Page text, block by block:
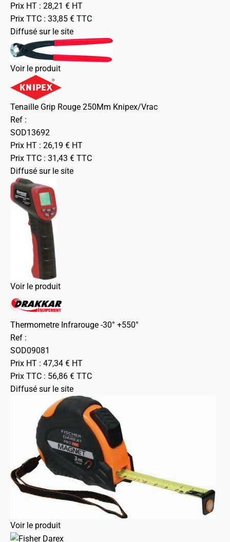
Prix HT : 28,21 € HT
Prix TTC : 33,85 € TTC
Diffusé sur le site
Voir le produit
Tenaille Grip Rouge 250Mm Knipex/Vrac
Ref :
SOD13692
Prix HT : 26,19 € HT
Prix TTC : 31,43 € TTC
Diffusé sur le site
Voir le produit
Thermometre Infrarouge -30° +550°
Ref :
SOD09081
Prix HT : 47,34 € HT
Prix TTC : 56,86 € TTC
Diffusé sur le site
Voir le produit